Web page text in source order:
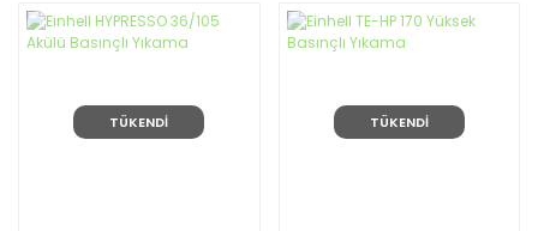
TÜKENDİ TÜKENDİ